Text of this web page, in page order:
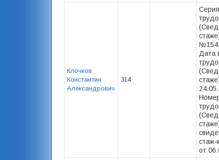
Клочков
Константин
Александрович
314
Дата
от